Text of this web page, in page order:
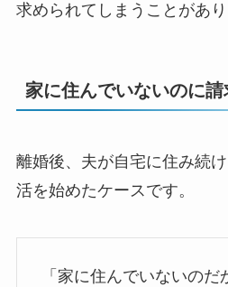
求められてしまうことがあり
家に住んでいないのに請
離婚後、夫が自宅に住み続
活を始めたケースです。
「家に住んでいないの